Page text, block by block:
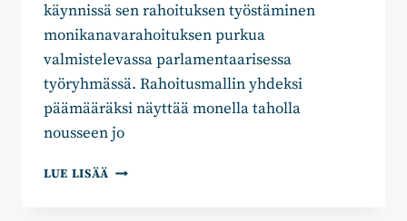
käynnissä sen rahoituksen työstäminen
monikanavarahoituksen purkua
valmistelevassa parlamentaarisessa
työryhmässä. Rahoitusmallin yhdeksi
päämääräksi näyttää monella taholla
nousseen jo
LUE LISÄÄ SAIRAUSVAKUUTUKSEN